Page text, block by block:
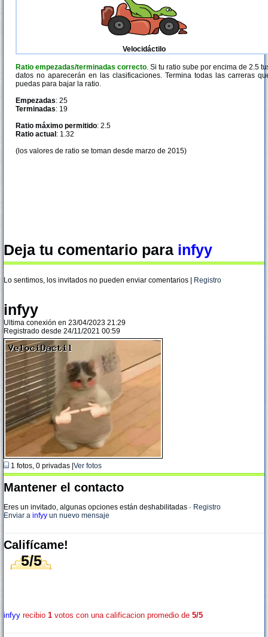
Velocidáctilo
Ratio empezadas/terminadas correcto. Si tu ratio sube por encima de 2.5
datos no aparecerán en las clasificaciones. Termina todas las carreras
puedas para bajar la ratio.
Empezadas: 25
Terminadas: 19
Ratio máximo permitido: 2.5
Ratio actual : 1.32
(los valores de ratio se toman desde marzo de 2015)
Deja tu comentario para infyy
Lo sentimos, los invitados no pueden enviar comentarios | Registro
infyy
Ultima conexión en 23/04/2023 21:29
Registrado desde 24/11/2021 00:59
1 fotos, 0 privadas | Ver fotos
Mantener el contacto
Eres un invitado, algunas opciones están deshabilitadas · Registro
Enviar a infyy un nuevo mensaje
Califícame!
5/5
infyy recibio 1 votos con una calificacion promedio de 5/5